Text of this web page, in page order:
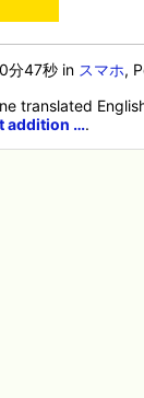
分47秒 in スマホ,
translated
addition ….